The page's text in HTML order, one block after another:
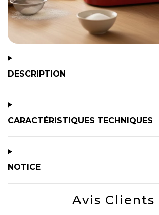
DESCRIPTION
CARACTÉRISTIQUES TECHNIQUES
NOTICE
Avis Clients